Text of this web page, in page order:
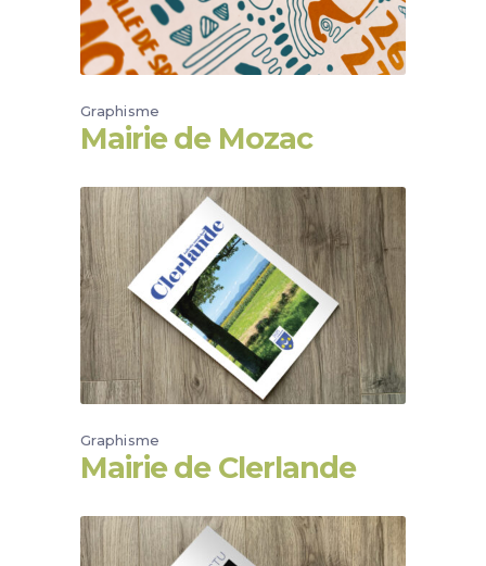
Graphisme
Mairie de Mozac
Graphisme
Mairie de Clerlande